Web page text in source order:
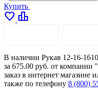
Купить
favorite leaderboard
В наличии Рукав 12-16-
за 675.00 руб. от компании
заказ в интернет магазине
также по телефону 8 (800)